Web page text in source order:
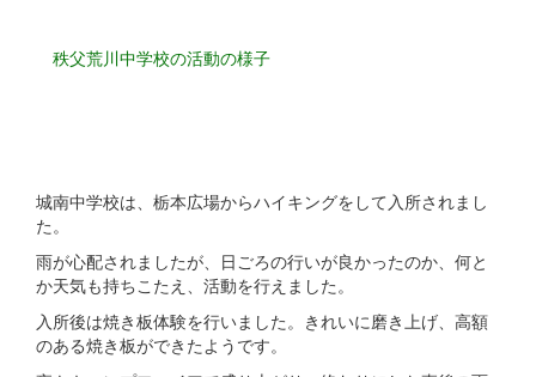
秩父荒川中学校の活動の様子
城南中学校は、栃本広場からハイキングをして入所されまし
た。
雨が心配されましたが、日ごろの行いが良かったのか、何と
か天気も持ちこたえ、活動を行えました。
入所後は焼き板体験を行いました。きれいに磨き上げ、高額
のある焼き板ができたようです。